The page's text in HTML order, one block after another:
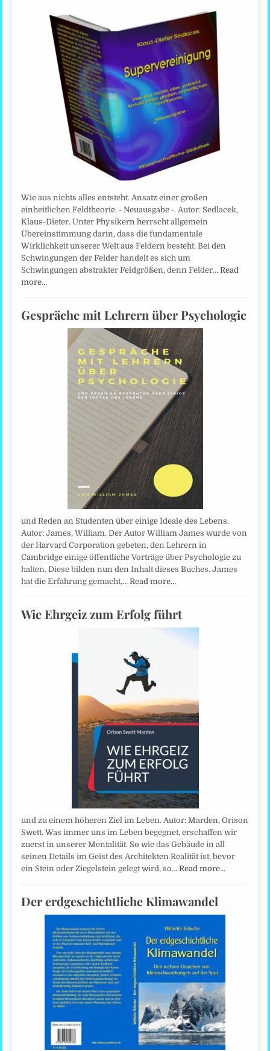
Wie aus nichts alles entsteht. Ansatz einer großen
einheitlichen Feldtheorie. - Neuausgabe -. Autor: Sedlacek,
Klaus-Dieter. Unter Physikern herrscht allgemein
Übereinstimmung darin, dass die fundamentale
Wirklichkeit unserer Welt aus Feldern besteht. Bei den
Schwingungen der Felder handelt es sich um
Schwingungen abstrakter Feldgrößen, denn Felder…Read
more…
Gespräche mit Lehrern über Psychologie
und Reden an Studenten über einige Ideale des Lebens.
Autor: James, William. Der Autor William James wurde von
der Harvard Corporation gebeten, den Lehrern in
Cambridge einige öffentliche Vorträge über Psychologie zu
halten. Diese bilden nun den Inhalt dieses Buches. James
hat die Erfahrung gemacht,…Read more…
Wie Ehrgeiz zum Erfolg führt
und zu einem höheren Ziel im Leben. Autor: Marden, Orison
Swett. Was immer uns im Leben begegnet, erschaffen wir
zuerst in unserer Mentalität. So wie das Gebäude in all
seinen Details im Geist des Architekten Realität ist, bevor
ein Stein oder Ziegelstein gelegt wird, so…Read more…
Der erdgeschichtliche Klimawandel